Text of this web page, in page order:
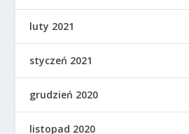
luty 2021
styczeń 2021
grudzień 2020
listopad 2020